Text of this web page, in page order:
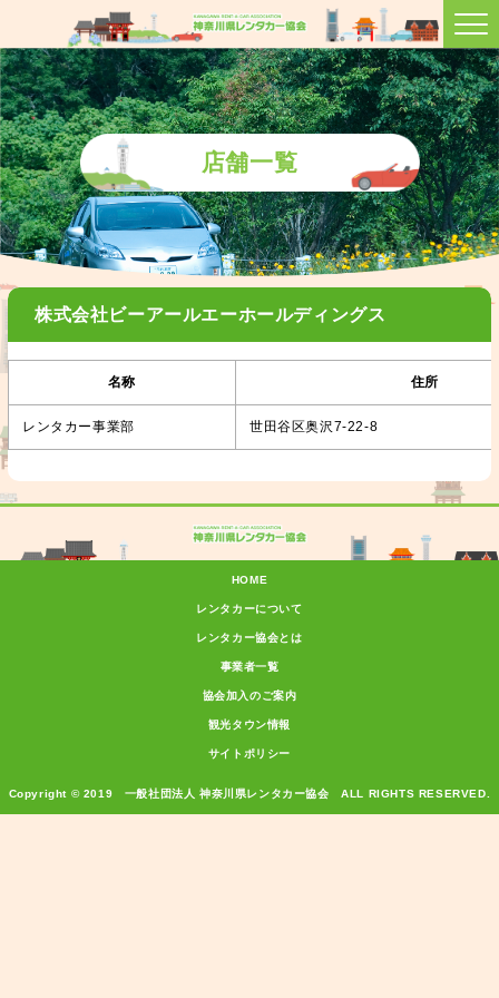
店舗一覧
株式会社ビーアールエーホールディングス
名称 住所
レンタカー事業部 世田谷区奥沢7-22-8
HOME
レンタカーについて
レンタカー協会とは
事業者一覧
協会加入のご案内
観光タウン情報
サイトポリシー
Copyright © 2019 一般社団法人 神奈川県レンタカー協会 ALL RIGHTS RESERVED.